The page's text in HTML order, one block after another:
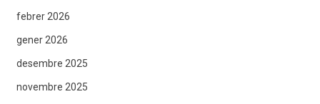
febrer 2026
gener 2026
desembre 2025
novembre 2025